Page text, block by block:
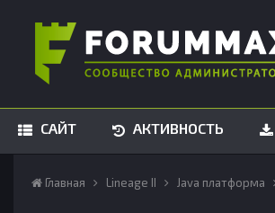
САЙТ АКТИВНОСТЬ
Главная Lineage II Java платформа